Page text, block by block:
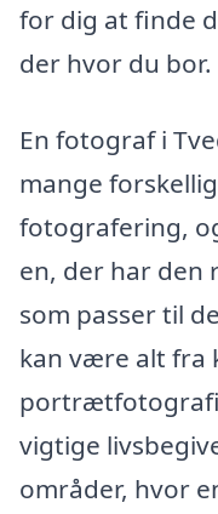
for dig at finde
der hvor du bor.
En fotograf i
mange
fotografering,
en, der har den
som passer til
kan være alt fra
vigtige
områder, hvor